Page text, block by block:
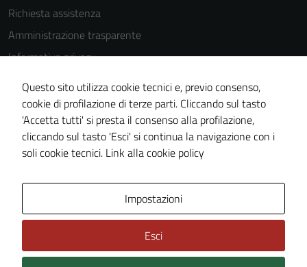
Richiesta assistenza
Amministrazione trasparente
Informativa privacy
Note legali
Dichiarazione di accessibilità
Piano di miglioramento del sito
Questo sito utilizza cookie tecnici e, previo consenso,
cookie di profilazione di terze parti. Cliccando sul tasto
'Accetta tutti' si presta il consenso alla profilazione,
cliccando sul tasto 'Esci' si continua la navigazione con i
soli cookie tecnici. Link alla cookie policy
Impostazioni
Esci